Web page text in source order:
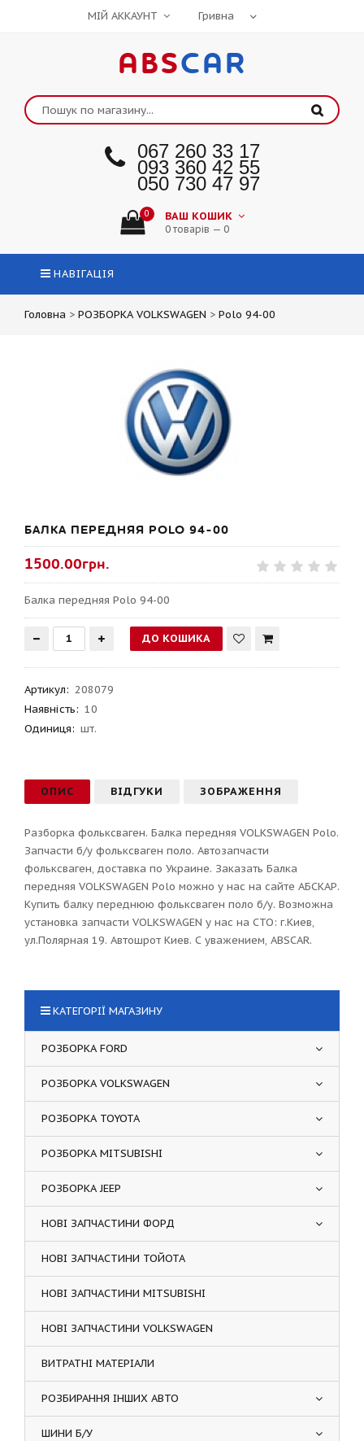
МІЙ АККАУНТ
ABSCAR
067 260 33 17
093 360 42 55
050 730 47 97
0 ВАШ КОШИК
0 товарів — 0
НАВІГАЦІЯ
Головна > РОЗБОРКА VOLKSWAGEN > Polo 94-00
БАЛКА ПЕРЕДНЯЯ POLO 94-00
1500.00грн.
Балка передняя Polo 94-00
Артикул: 208079
Наявність: 10
Одиниця: шт.
ОПИС ВІДГУКИ ЗОБРАЖЕННЯ
Разборка фольксваген. Балка передняя VOLKSWAGEN Polo.
Запчасти б/у фольксваген поло. Автозапчасти
фольксваген, доставка по Украине. Заказать Балка
передняя VOLKSWAGEN Polo можно у нас на сайте АБСКАР.
Купить балку переднюю фольксваген поло б/у. Возможна
установка запчасти VOLKSWAGEN у нас на СТО: г.Киев,
ул.Полярная 19. Автошрот Киев. С уважением, ABSCAR.
КАТЕГОРІЇ МАГАЗИНУ
РОЗБОРКА FORD
РОЗБОРКА VOLKSWAGEN
РОЗБОРКА TOYOTA
РОЗБОРКА MITSUBISHI
РОЗБОРКА JEEP
НОВІ ЗАПЧАСТИНИ ФОРД
НОВІ ЗАПЧАСТИНИ ТОЙОТА
НОВІ ЗАПЧАСТИНИ MITSUBISHI
НОВІ ЗАПЧАСТИНИ VOLKSWAGEN
ВИТРАТНІ МАТЕРІАЛИ
РОЗБИРАННЯ ІНШИХ АВТО
ШИНИ Б/У